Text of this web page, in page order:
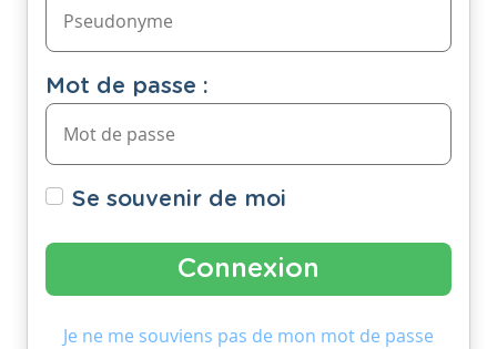
Mot de passe :
Se souvenir de moi
Je ne me souviens pas de mon mot de passe